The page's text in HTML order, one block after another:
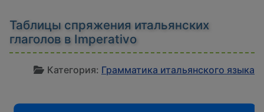
Таблицы спряжения итальянских
глаголов в Imperativo
Категория: Грамматика итальянского языка